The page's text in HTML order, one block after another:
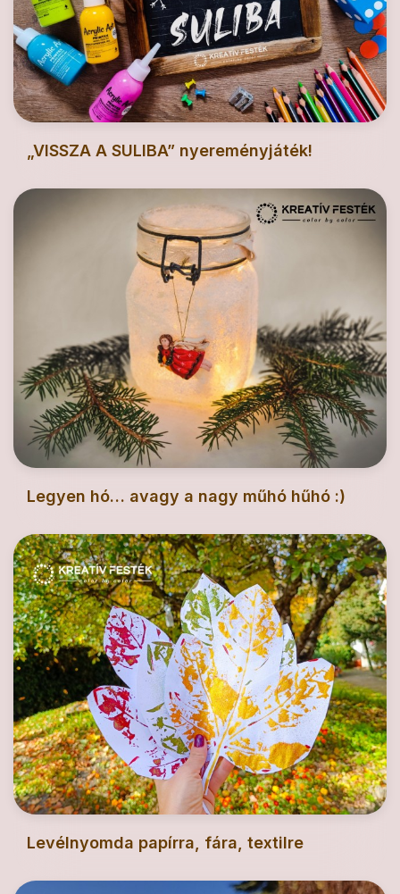
„VISSZA A SULIBA” nyereményjáték!
Legyen hó… avagy a nagy műhó hűhó :)
Levélnyomda papírra, fára, textilre